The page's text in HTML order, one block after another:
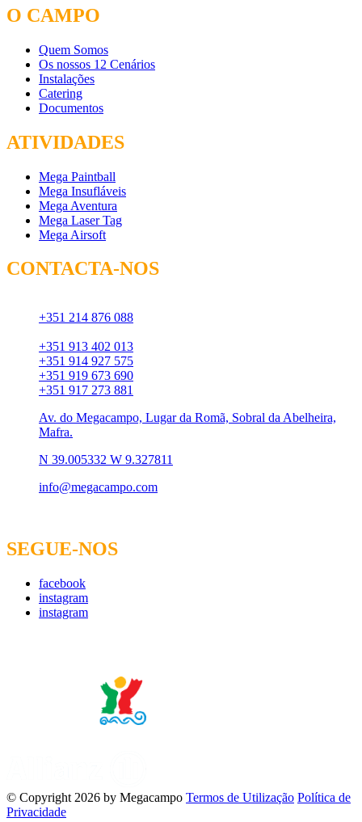
O CAMPO
Quem Somos
Os nossos 12 Cenários
Instalações
Catering
Documentos
ATIVIDADES
Mega Paintball
Mega Insufláveis
Mega Aventura
Mega Laser Tag
Mega Airsoft
CONTACTA-NOS
+351 214 876 088
+351 913 402 013
+351 914 927 575
+351 919 673 690
+351 917 273 881
Av. do Megacampo, Lugar da Romã, Sobral da Abelheira,
Mafra.
N 39.005332 W 9.327811
info@megacampo.com
SEGUE-NOS
facebook
instagram
instagram
© Copyright 2026 by Megacampo Termos de Utilização Política de
Privacidade